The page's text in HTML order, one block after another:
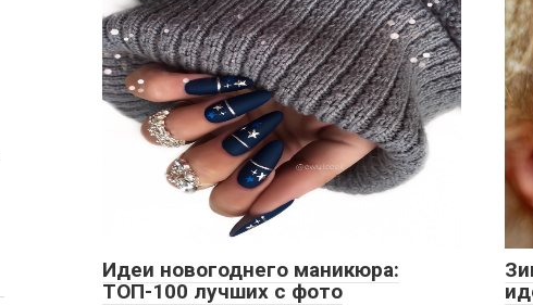
Идеи новогоднего маникюра:
ТОП-100 лучших с фото